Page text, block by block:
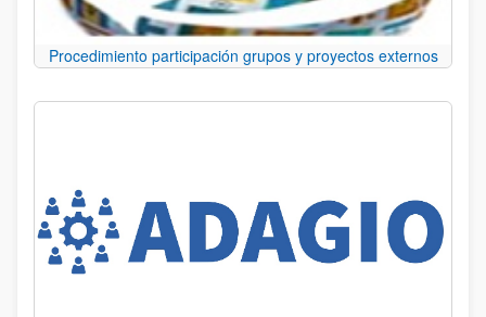
Procedimiento participación grupos y proyectos externos